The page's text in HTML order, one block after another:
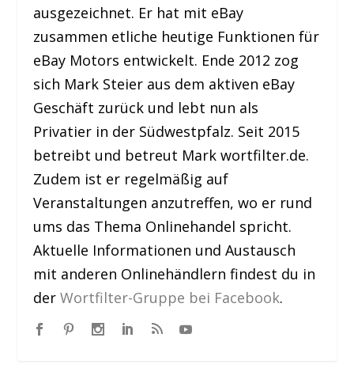
ausgezeichnet. Er hat mit eBay
zusammen etliche heutige Funktionen für
eBay Motors entwickelt. Ende 2012 zog
sich Mark Steier aus dem aktiven eBay
Geschäft zurück und lebt nun als
Privatier in der Südwestpfalz. Seit 2015
betreibt und betreut Mark wortfilter.de.
Zudem ist er regelmäßig auf
Veranstaltungen anzutreffen, wo er rund
ums das Thema Onlinehandel spricht.
Aktuelle Informationen und Austausch
mit anderen Onlinehändlern findest du in
derWortfilter-Gruppe bei Facebook.